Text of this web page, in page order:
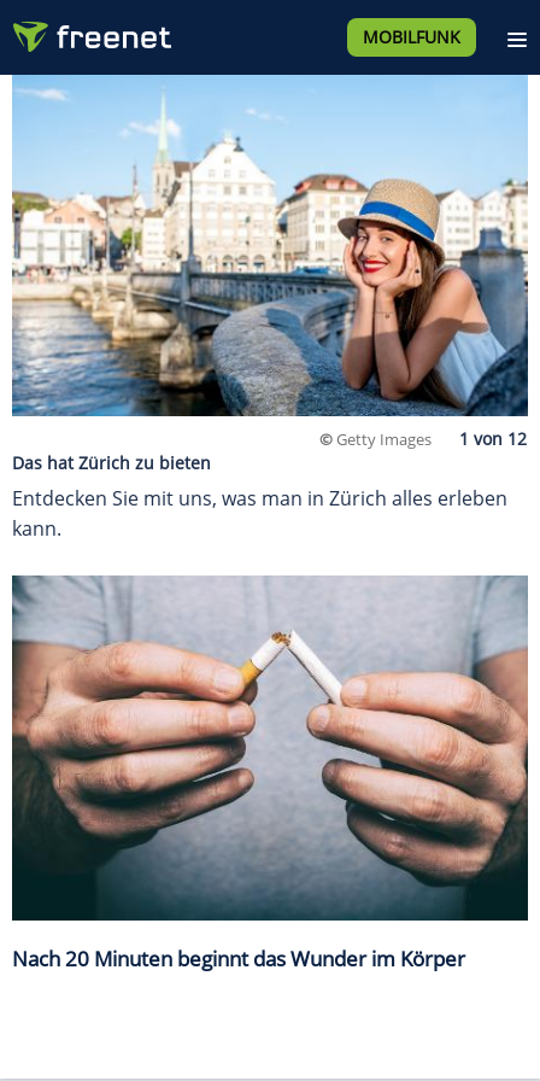
MOBILFUNK
©Getty Images
Das hat Zürich zu bieten
Entdecken Sie mit uns, was man in Zürich alles erleben
kann.
Nach 20 Minuten beginnt das Wunder im Körper